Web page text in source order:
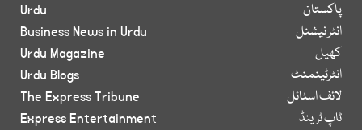
پاکستان
انٹر نیشنل
کھیل
انٹرٹینمنٹ
لائف اسٹائل
ٹاپ ٹرینڈ
Urdu
Business News in Urdu
Urdu Magazine
Urdu Blogs
The Express Tribune
Express Entertainment